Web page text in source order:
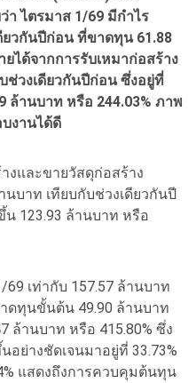
า ไตรมาส 1/69 มีกำไร
ยวกันปีก่อน ที่ขาดทุน 61.88
ได้จากการรับเหมาก่อสร้าง
ช่วงเดียวกันปีก่อน ซึ่งอยู่ที่
ล้านบาท หรือ 244.03% ภาพ
งานได้ดี
งและขายวัสดุก่อสร้าง
นบาท เทียบกับช่วงเดียวกันปี
123.93 ล้านบาท หรือ
เท่ากับ 157.57 ล้านบาท
ดทุนขั้นต้น 49.90 ล้านบาท
ล้านบาท หรือ 415.80% ซึ่ง
ย่างชัดเจนมาอยู่ที่ 33.73%
แสดงถึงการควบคุมต้นทุน